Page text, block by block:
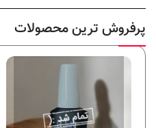
پرفروش ترین محصولات